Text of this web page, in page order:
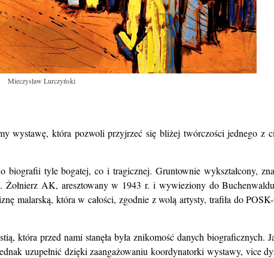
Mieczysław Lurczyński
wystawę, która pozwoli przyjrzeć się bliżej twórczości jednego z
biografii tyle bogatej, co i tragicznej. Gruntownie wykształcony,
Żołnierz AK, aresztowany w 1943 r. i wywieziony do
malarską, która w całości, zgodnie z wolą artysty, trafiła do
która przed nami stanęła była znikomośćdanych biograficznych.
uzupełnić dzięki zaangażowaniukoordynatorki wystawy, vice